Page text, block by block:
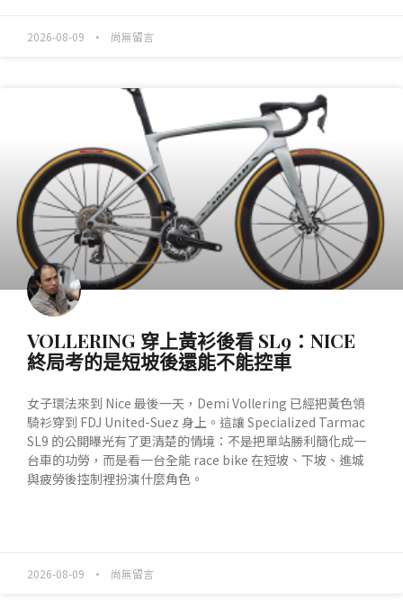
2026-08-09 尚無留言
VOLLERING 穿上黃衫後看 SL9：NICE
終局考的是短坡後還能不能控車
女子環法來到 Nice 最後一天，Demi Vollering 已經把黃色領
騎衫穿到 FDJ United-Suez 身上。這讓 Specialized Tarmac
SL9 的公開曝光有了更清楚的情境：不是把單站勝利簡化成一
台車的功勞，而是看一台全能 race bike 在短坡、下坡、進城
與疲勞後控制裡扮演什麼角色。
2026-08-09 尚無留言